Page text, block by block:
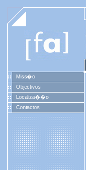
Miss�o
Objectivos
Localiza��o
Contactos